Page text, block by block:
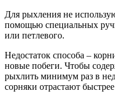
Для рыхления не
помощью специальных
или петлевого.
Недостаток способа –
новые побеги. Чтобы
рыхлить минимум раз в
сорняки отрастают